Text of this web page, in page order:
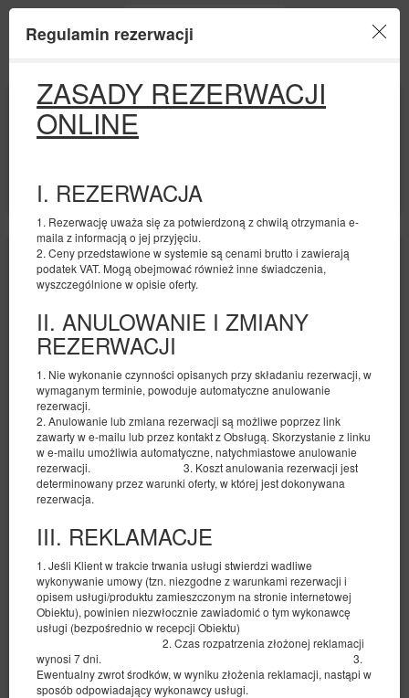
Regulamin rezerwacji
ZASADY REZERWACJI
ONLINE
I. REZERWACJA
1. Rezerwację uważa się za potwierdzoną z chwilą otrzymania e-
maila z informacją o jej przyjęciu.
2. Ceny przedstawione w systemie są cenami brutto i zawierają
podatek VAT. Mogą obejmować również inne świadczenia,
wyszczególnione w opisie oferty.
II. ANULOWANIE I ZMIANY
REZERWACJI
1. Nie wykonanie czynności opisanych przy składaniu rezerwacji, w
wymaganym terminie, powoduje automatyczne anulowanie
rezerwacji.
2. Anulowanie lub zmiana rezerwacji są możliwe poprzez link
zawarty w e-mailu lub przez kontakt z Obsługą. Skorzystanie z linku
w e-mailu umożliwia automatyczne, natychmiastowe anulowanie
rezerwacji. 3. Koszt anulowania rezerwacji jest
determinowany przez warunki oferty, w której jest dokonywana
rezerwacja.
III. REKLAMACJE
1. Jeśli Klient w trakcie trwania usługi stwierdzi wadliwe
wykonywanie umowy (tzn. niezgodne z warunkami rezerwacji i
opisem usługi/produktu zamieszczonym na stronie internetowej
Obiektu), powinien niezwłocznie zawiadomić o tym wykonawcę
usługi (bezpośrednio w recepcji Obiektu)
2. Czas rozpatrzenia złożonej reklamacji
wynosi 7 dni. 3.
Ewentualny zwrot środków, w wyniku złożenia reklamacji, nastąpi w
sposób odpowiadający wykonawcy usługi.
POCZĄTEK
08
SIERPNIA
2026
KONIEC
Pokój rodzinny z tarasem
Dostępna liczba: 2